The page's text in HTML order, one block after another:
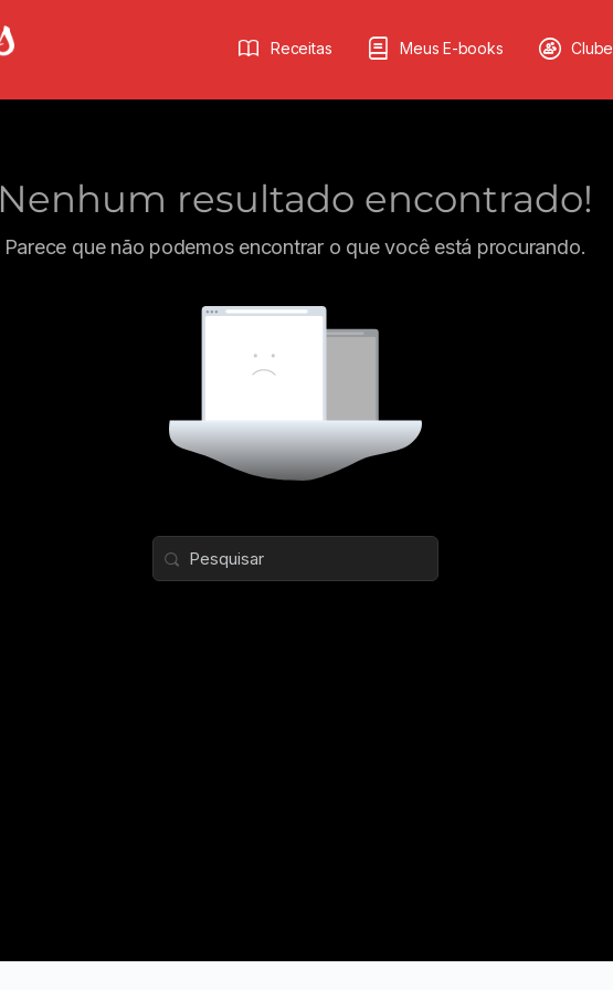
Receitas Meus E-books Clube
Nenhum resultado encontrado!
Parece que não podemos encontrar o que você está procurando.